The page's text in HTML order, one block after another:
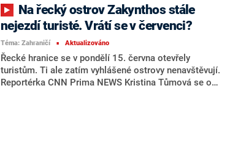
nejezdí turisté. Vrátí se v červenci?
Téma: Zahraničí ■ Aktualizováno
Řecké hranice se v pondělí 15. června otevřely
turistům. Ti ale zatím vyhlášené ostrovy nenavštěvují.
Reportérka CNN Prima NEWS Kristina Tůmová se o